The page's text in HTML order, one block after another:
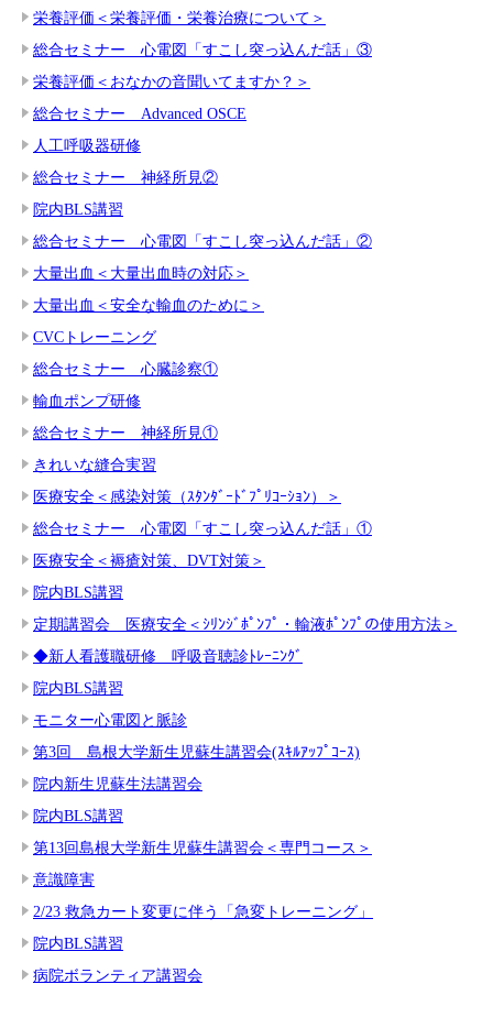
栄養評価＜栄養評価・栄養治療について＞
総合セミナー 心電図「すこし突っ込んだ話」③
栄養評価＜おなかの音聞いてますか？＞
総合セミナー Advanced OSCE
人工呼吸器研修
総合セミナー 神経所見②
院内BLS講習
総合セミナー 心電図「すこし突っ込んだ話」②
大量出血＜大量出血時の対応＞
大量出血＜安全な輸血のために＞
CVCトレーニング
総合セミナー 心臓診察①
輸血ポンプ研修
総合セミナー 神経所見①
きれいな縫合実習
医療安全＜感染対策（ｽﾀﾝﾀﾞｰﾄﾞﾌﾟﾘｺｰｼｮﾝ）＞
総合セミナー 心電図「すこし突っ込んだ話」①
医療安全＜褥瘡対策、DVT対策＞
院内BLS講習
定期講習会 医療安全＜ｼﾘﾝｼﾞﾎﾟﾝﾌﾟ・輸液ﾎﾟﾝﾌﾟの使用方法＞
◆新人看護職研修 呼吸音聴診ﾄﾚｰﾆﾝｸﾞ
院内BLS講習
モニター心電図と脈診
第3回 島根大学新生児蘇生講習会(ｽｷﾙｱｯﾌﾟｺｰｽ)
院内新生児蘇生法講習会
院内BLS講習
第13回島根大学新生児蘇生講習会＜専門コース＞
意識障害
2/23 救急カート変更に伴う「急変トレーニング」
院内BLS講習
病院ボランティア講習会